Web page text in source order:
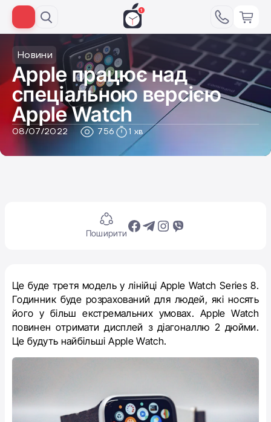
Новини
​​Apple працює над
спеціальною версією
Apple Watch
08/07/2022 756 1 хв
Поширити
Це буде третя модель у лінійці Apple Watch Series 8.
Годинник буде розрахований для людей, які носять
його у більш екстремальних умовах. Apple Watch
повинен отримати дисплей з діагоналлю 2 дюйми.
Це будуть найбільші Apple Watch.